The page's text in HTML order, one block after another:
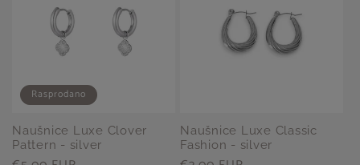
Rasprodano
Naušnice Luxe Clover
Pattern - silver
Naušnice Luxe Classic
Fashion - silver